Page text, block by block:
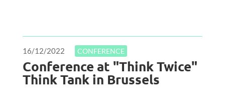
16/12/2022 CONFERENCE
Conference at "Think Twice"
Think Tank in Brussels